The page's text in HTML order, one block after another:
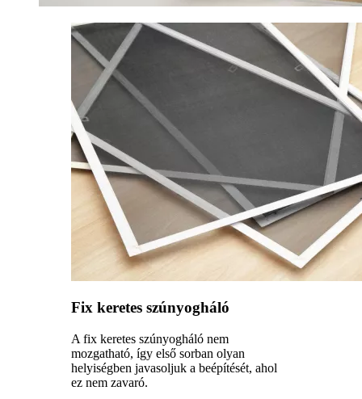
Fix keretes szúnyogháló
A fix keretes szúnyogháló nem
mozgatható, így első sorban olyan
helyiségben javasoljuk a beépítését, ahol
ez nem zavaró.